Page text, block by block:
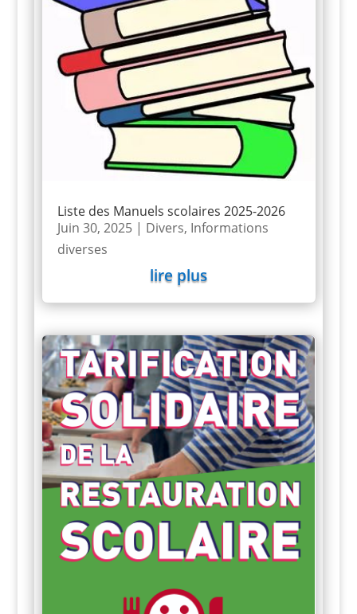
Liste des Manuels scolaires 2025-2026
Juin 30, 2025| Divers, Informations
diverses
lire plus